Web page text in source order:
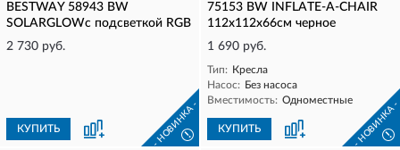
BESTWAY 58943 BW
SOLARGLOWс подсветкой RGB
2 730 руб.
КУПИТЬ - НОВИНКА -
!
75153 BW INFLATE-A-CHAIR
112x112x66см черное
1 690 руб.
Тип: Кресла
Насос: Без насоса
Вместимость: Одноместные
КУПИТЬ - НОВИНКА -
!